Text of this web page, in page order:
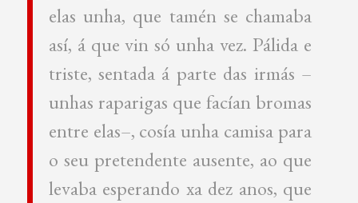
elas unha, que tamén se chamaba
así, á que vin só unha vez. Pálida e
triste, sentada á parte das irmás –
unhas raparigas que facían bromas
entre elas–, cosía unha camisa para
o seu pretendente ausente, ao que
levaba esperando xa dez anos, que